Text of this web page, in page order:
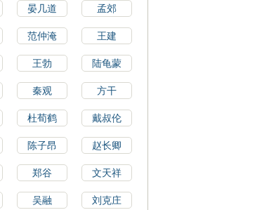
晏几道 孟郊
范仲淹 王建
王勃 陆龟蒙
秦观 方干
杜荀鹤 戴叔伦
陈子昂 赵长卿
郑谷 文天祥
吴融 刘克庄